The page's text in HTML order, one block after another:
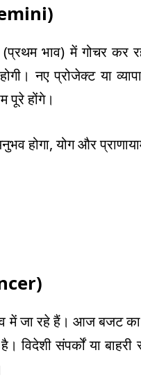
भाव) में गोचर कर
नए प्रोजेक्ट या
पूरे होंगे।
होगा, योग और
में जा रहे हैं। आज बजट
विदेशी संपर्कों या